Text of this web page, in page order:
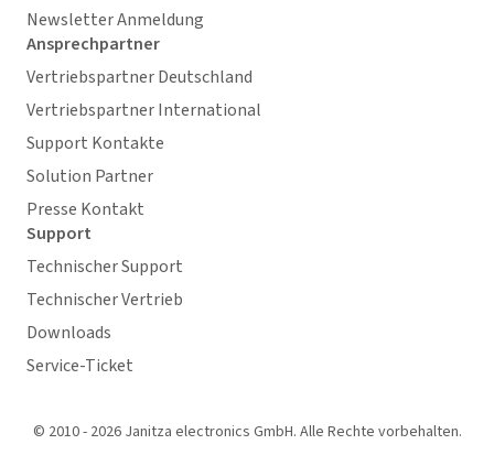
Newsletter Anmeldung
Ansprechpartner
Vertriebspartner Deutschland
Vertriebspartner International
Support Kontakte
Solution Partner
Presse Kontakt
Support
Technischer Support
Technischer Vertrieb
Downloads
Service-Ticket
© 2010 - 2026 Janitza electronics GmbH. Alle Rechte vorbehalten.